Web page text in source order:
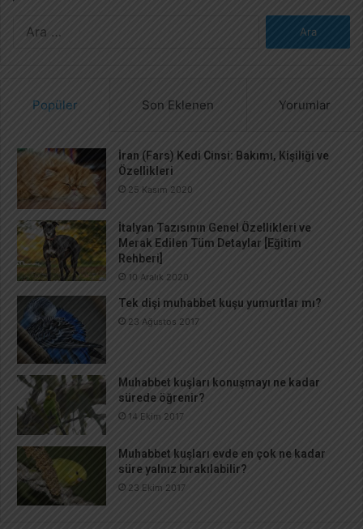
Popüler Son Eklenen Yorumlar
İran (Fars) Kedi Cinsi: Bakımı, Kişiliği ve
Özellikleri
25 Kasım 2020
İtalyan Tazısının Genel Özellikleri ve
Merak Edilen Tüm Detaylar [Eğitim
Rehberi]
10 Aralık 2020
Tek dişi muhabbet kuşu yumurtlar mı?
23 Ağustos 2017
Muhabbet kuşları konuşmayı ne kadar
sürede öğrenir?
14 Ekim 2017
Muhabbet kuşları evde en çok ne kadar
süre yalnız bırakılabilir?
23 Ekim 2017